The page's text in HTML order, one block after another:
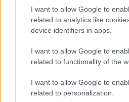
I want to allow Google to
related to analytics like
device identifiers in apps.
I want to allow Google to
related to functionality of the
I want to allow Google to
related to personalization.